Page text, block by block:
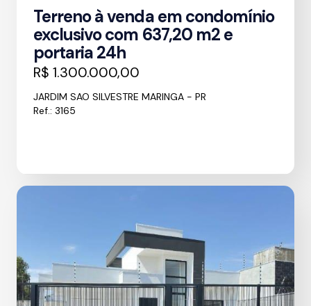
Terreno à venda em condomínio
exclusivo com 637,20 m2 e
portaria 24h
R$ 1.300.000,00
JARDIM SAO SILVESTRE MARINGA - PR
Ref.: 3165